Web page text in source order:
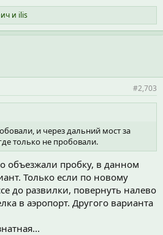
и ilis
#2,703
и через дальний мост за
только не пробовали.
объезжали пробку, в данном
Только если по новому
до развилки, повернуть налево
в аэропорт. Другого варианта